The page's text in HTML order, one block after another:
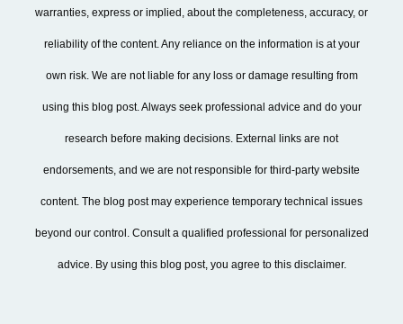
warranties, express or implied, about the completeness, accuracy, or
reliability of the content. Any reliance on the information is at your
own risk. We are not liable for any loss or damage resulting from
using this blog post. Always seek professional advice and do your
research before making decisions. External links are not
endorsements, and we are not responsible for third-party website
content. The blog post may experience temporary technical issues
beyond our control. Consult a qualified professional for personalized
advice. By using this blog post, you agree to this disclaimer.